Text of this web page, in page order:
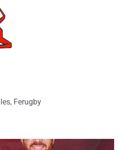
, Ferugby